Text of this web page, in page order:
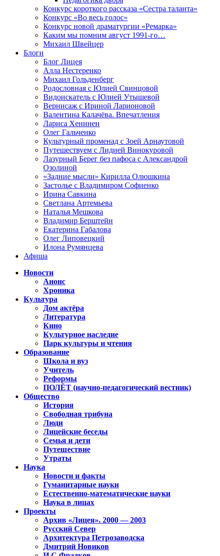
Конкурс короткого рассказа «Сестра таланта»
Конкурс «Во весь голос»
Конкурс новой драматургии «Ремарка»
Каким мы помним август 1991-го…
Михаил Швейцер
Блоги
Блог Лицея
Алла Нестеренко
Михаил Гольденберг
Родословная с Юлией Свинцовой
Видоискатель с Юлией Утышевой
Вернисаж с Ириной Ларионовой
Валентина Калачёва. Впечатления
Лариса Хенинен
Олег Гальченко
Культурный променад с Зоей Арнаутовой
Путешествуем с Лидией Винокуровой
Лазурный Берег без пафоса с Александрой
Озолиной
«Задние мысли» Кирилла Олюшкина
Застолье с Владимиром Софиенко
Ирина Савкина
Светлана Артемьева
Наталья Мешкова
Владимир Берштейн
Екатерина Габалова
Олег Липовецкий
Илона Румянцева
Афиша
Новости
Анонс
Хроника
Культура
Дом актёра
Литература
Кино
Культурное наследие
Парк культуры и чтения
Образование
Школа и вуз
Учитель
Реформы
ПОЛЁТ (научно-педагогический вестник)
Общество
История
Свободная трибуна
Люди
Лицейские беседы
Семья и дети
Путешествие
Утраты
Наука
Новости и факты
Гуманитарные науки
Естественно-математические науки
Наука в лицах
Проекты
Архив «Лицея». 2000 — 2003
Русский Север
Архитектура Петрозаводска
Дмитрий Новиков